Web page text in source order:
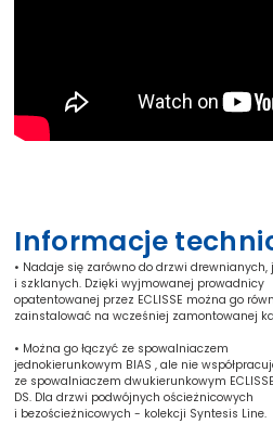
Informacje
• Nadaje się zarówno do drzwi drewnianych,
i szklanych. Dzięki wyjmowanej prowadnicy
opatentowanej przez ECLISSE można go
zainstalować na wcześniej zamontowanej
• Można go łączyć ze spowalniaczem
jednokierunkowym BIAS , ale nie
ze spowalniaczem dwukierunkowym
DS. Dla drzwi podwójnych ościeżnicowych
i bezościeżnicowych - kolekcji Syntesis Line.